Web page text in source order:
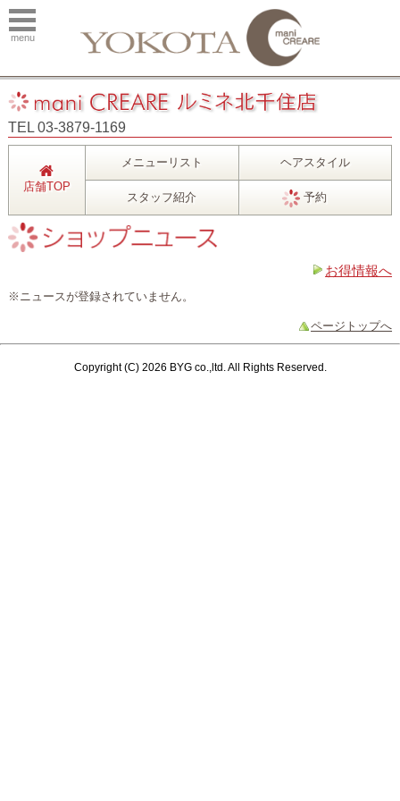
menu
TEL 03-3879-1169
店舗TOP
メニューリスト ヘアスタイル
スタッフ紹介 予約
お得情報へ
※ニュースが登録されていません。
ページトップへ
Copyright (C) 2026 BYG co.,ltd. All Rights Reserved.